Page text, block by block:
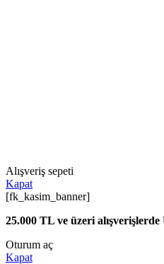
Alışveriş sepeti
Kapat
[fk_kasim_banner]
25.000 TL ve üzeri
Oturum aç
Kapat